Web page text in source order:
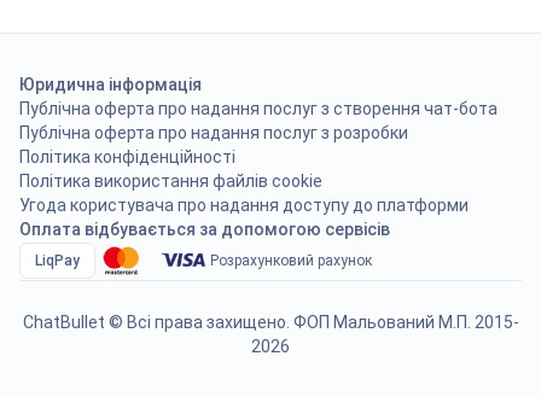
Юридична інформація
Публічна оферта про надання послуг з створення чат-бота
Публічна оферта про надання послуг з розробки
Політика конфіденційності
Політика використання файлів cookie
Угода користувача про надання доступу до платформи
Оплата відбувається за допомогою сервісів
LiqPay Розрахунковий рахунок
ChatBullet © Всі права захищено ФОП Мальований М.П. 2015-
2026